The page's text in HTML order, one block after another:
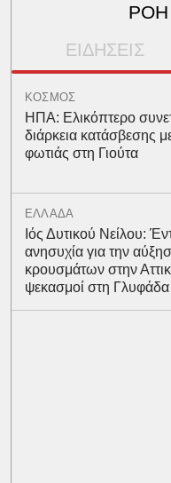
ΡΟΗ
ΕΙΔΗΣΕΙΣ
ΚΟΣΜΟΣ
ΗΠΑ: Ελικόπτερο
διάρκεια κατάσβεσης
φωτιάς στη Γιούτα
ΕΛΛΑΔΑ
Ιός Δυτικού Νείλου:
ανησυχία για την
κρουσμάτων στην
ψεκασμοί στη Γλυφάδα